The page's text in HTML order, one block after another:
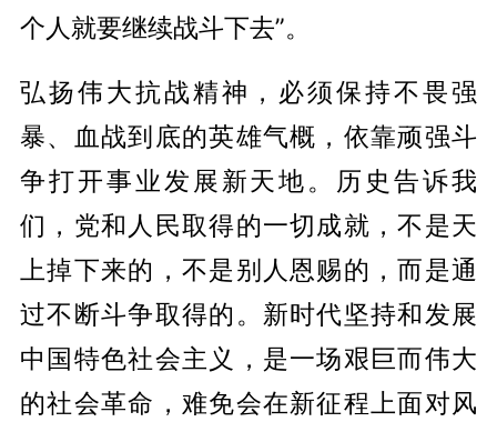
个人就要继续战斗下去”。
弘扬伟大抗战精神，必须保持不畏强
暴、血战到底的英雄气概，依靠顽强斗
争打开事业发展新天地。历史告诉我
们，党和人民取得的一切成就，不是天
上掉下来的，不是别人恩赐的，而是通
过不断斗争取得的。新时代坚持和发展
中国特色社会主义，是一场艰巨而伟大
的社会革命，难免会在新征程上面对风